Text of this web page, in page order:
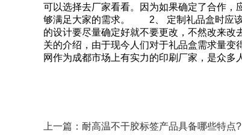
可以选择去厂家看看。因为如果确定了合作
够满足大家的需求。 2、 定制礼品盒时
的设计要尽量确定好就不要更改，不然改来
关的介绍，由于现今人们对于礼品盒需求量
网作为成都市场上有实力的印刷厂家，是众多人
上一篇： 耐高温不干胶标签产品具备哪些特点?